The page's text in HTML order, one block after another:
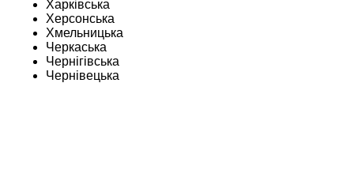
Харківська
Херсонська
Хмельницька
Черкаська
Чернігівська
Чернівецька